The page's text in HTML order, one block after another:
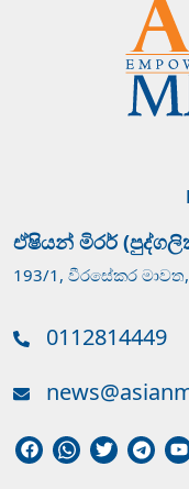
ඒෂියන් මිරර්
193/1, වීරසේකර
0112814449